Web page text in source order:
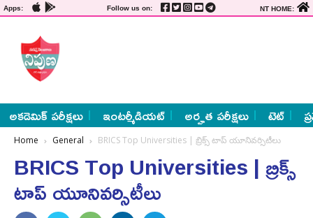
Apps: Follow us on: NT HOME:
అకడెమిక్ పరీక్షలు ఇంటర్మీడియట్ అర్హత పరీక్షలు టెట్
Home General BRICS Top Universities | బ్రిక్స్ టాప్ యూనివర్సిటీలు
BRICS Top Universities | బ్రిక్స్
టాప్ యూనివర్సిటీలు